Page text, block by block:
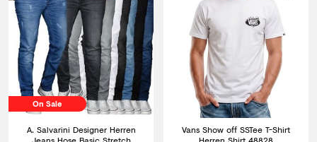
On Sale
A. Salvarini Designer Herren
Vans Show off SSTee T-Shirt